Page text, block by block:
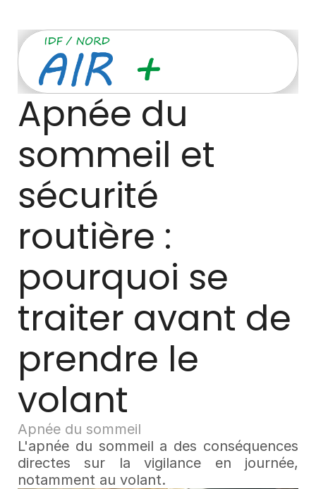
Apnée du
sommeil et
sécurité
routière :
pourquoi se
traiter avant de
prendre le
volant
Apnée du sommeil
L'apnée du sommeil a des conséquences
directes sur la vigilance en journée,
notamment au volant.